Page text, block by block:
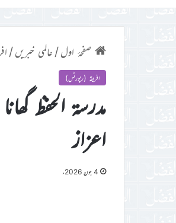
صفحۂ اول/ عالمی خبریں/
افریقہ (رپورٹس)
اعزاز
4 جون 2026ء